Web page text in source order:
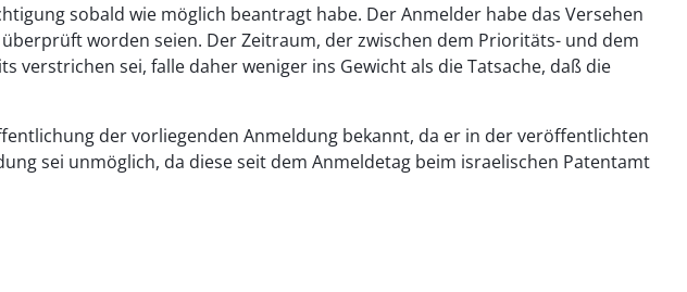
sobald wie möglich beantragt habe. Der Anmelder habe das Versehen
worden seien. Der Zeitraum, der zwischen dem Prioritäts- und dem
sei, falle daher weniger ins Gewicht als die Tatsache, daß die
der vorliegenden Anmeldung bekannt, da er in der veröffentlichten
sei unmöglich, da diese seit dem Anmeldetag beim israelischen Patentamt